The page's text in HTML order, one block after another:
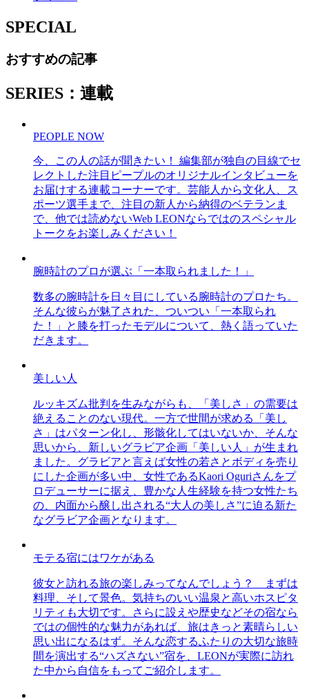
SPECIAL
おすすめの記事
SERIES：連載
PEOPLE NOW
今、この人の話が聞きたい！ 編集部が独自の目線でセ
レクトした注目ピープルのオリジナルインタビューを
お届けする連載コーナーです。芸能人から文化人、ス
ポーツ選手まで、注目の新人から納得のベテランま
で、他では読めないWeb LEONならではのスペシャル
トークをお楽しみください！
腕時計のプロが選ぶ「一本取られました！」
数多の腕時計を日々目にしている腕時計のプロたち。
そんな彼らが魅了された、ついつい「一本取られ
た！」と膝を打ったモデルについて、熱く語っていた
だきます。
美しい人
ルッキズム批判を生みながらも、「美しさ」の需要は
絶えることのない現代。一方で世間が求める「美し
さ」はパターン化し、形骸化してはいないか、そんな
思いから、新しいグラビア企画「美しい人」が生まれ
ました。グラビアと言えば女性の若さとボディを売り
にした企画が多い中、女性であるKaori Oguriさんをプ
ロデューサーに据え、豊かな人生経験を持つ女性たち
の、内面から醸し出される“大人の美しさ”に迫る新た
なグラビア企画となります。
モテる宿にはワケがある
彼女と訪れる旅の楽しみってなんでしょう？ まずは
料理、そして景色。気持ちのいい温泉と高いホスピタ
リティも大切です。さらに設えや歴史などその宿なら
ではの個性的な魅力があれば、旅はきっと素晴らしい
思い出になるはず。そんな恋するふたりの大切な旅時
間を演出する“ハズさない”宿を、LEONが実際に訪れ
た中から自信をもってご紹介します。